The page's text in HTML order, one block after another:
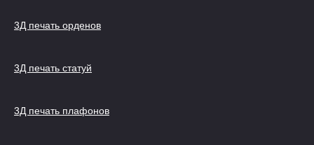
3Д печать орденов
3Д печать статуй
3Д печать плафонов